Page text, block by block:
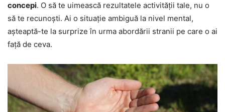
concepi. O să te uimească rezultatele activității tale, nu o
să te recunoști. Ai o situație ambiguă la nivel mental,
așteaptă-te la surprize în urma abordării stranii pe care o ai
față de ceva.